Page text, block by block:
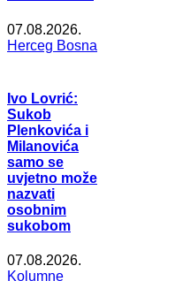
07.08.2026.
Herceg Bosna
Ivo Lovrić:
Sukob
Plenkovića i
Milanovića
samo se
uvjetno može
nazvati
osobnim
sukobom
07.08.2026.
Kolumne